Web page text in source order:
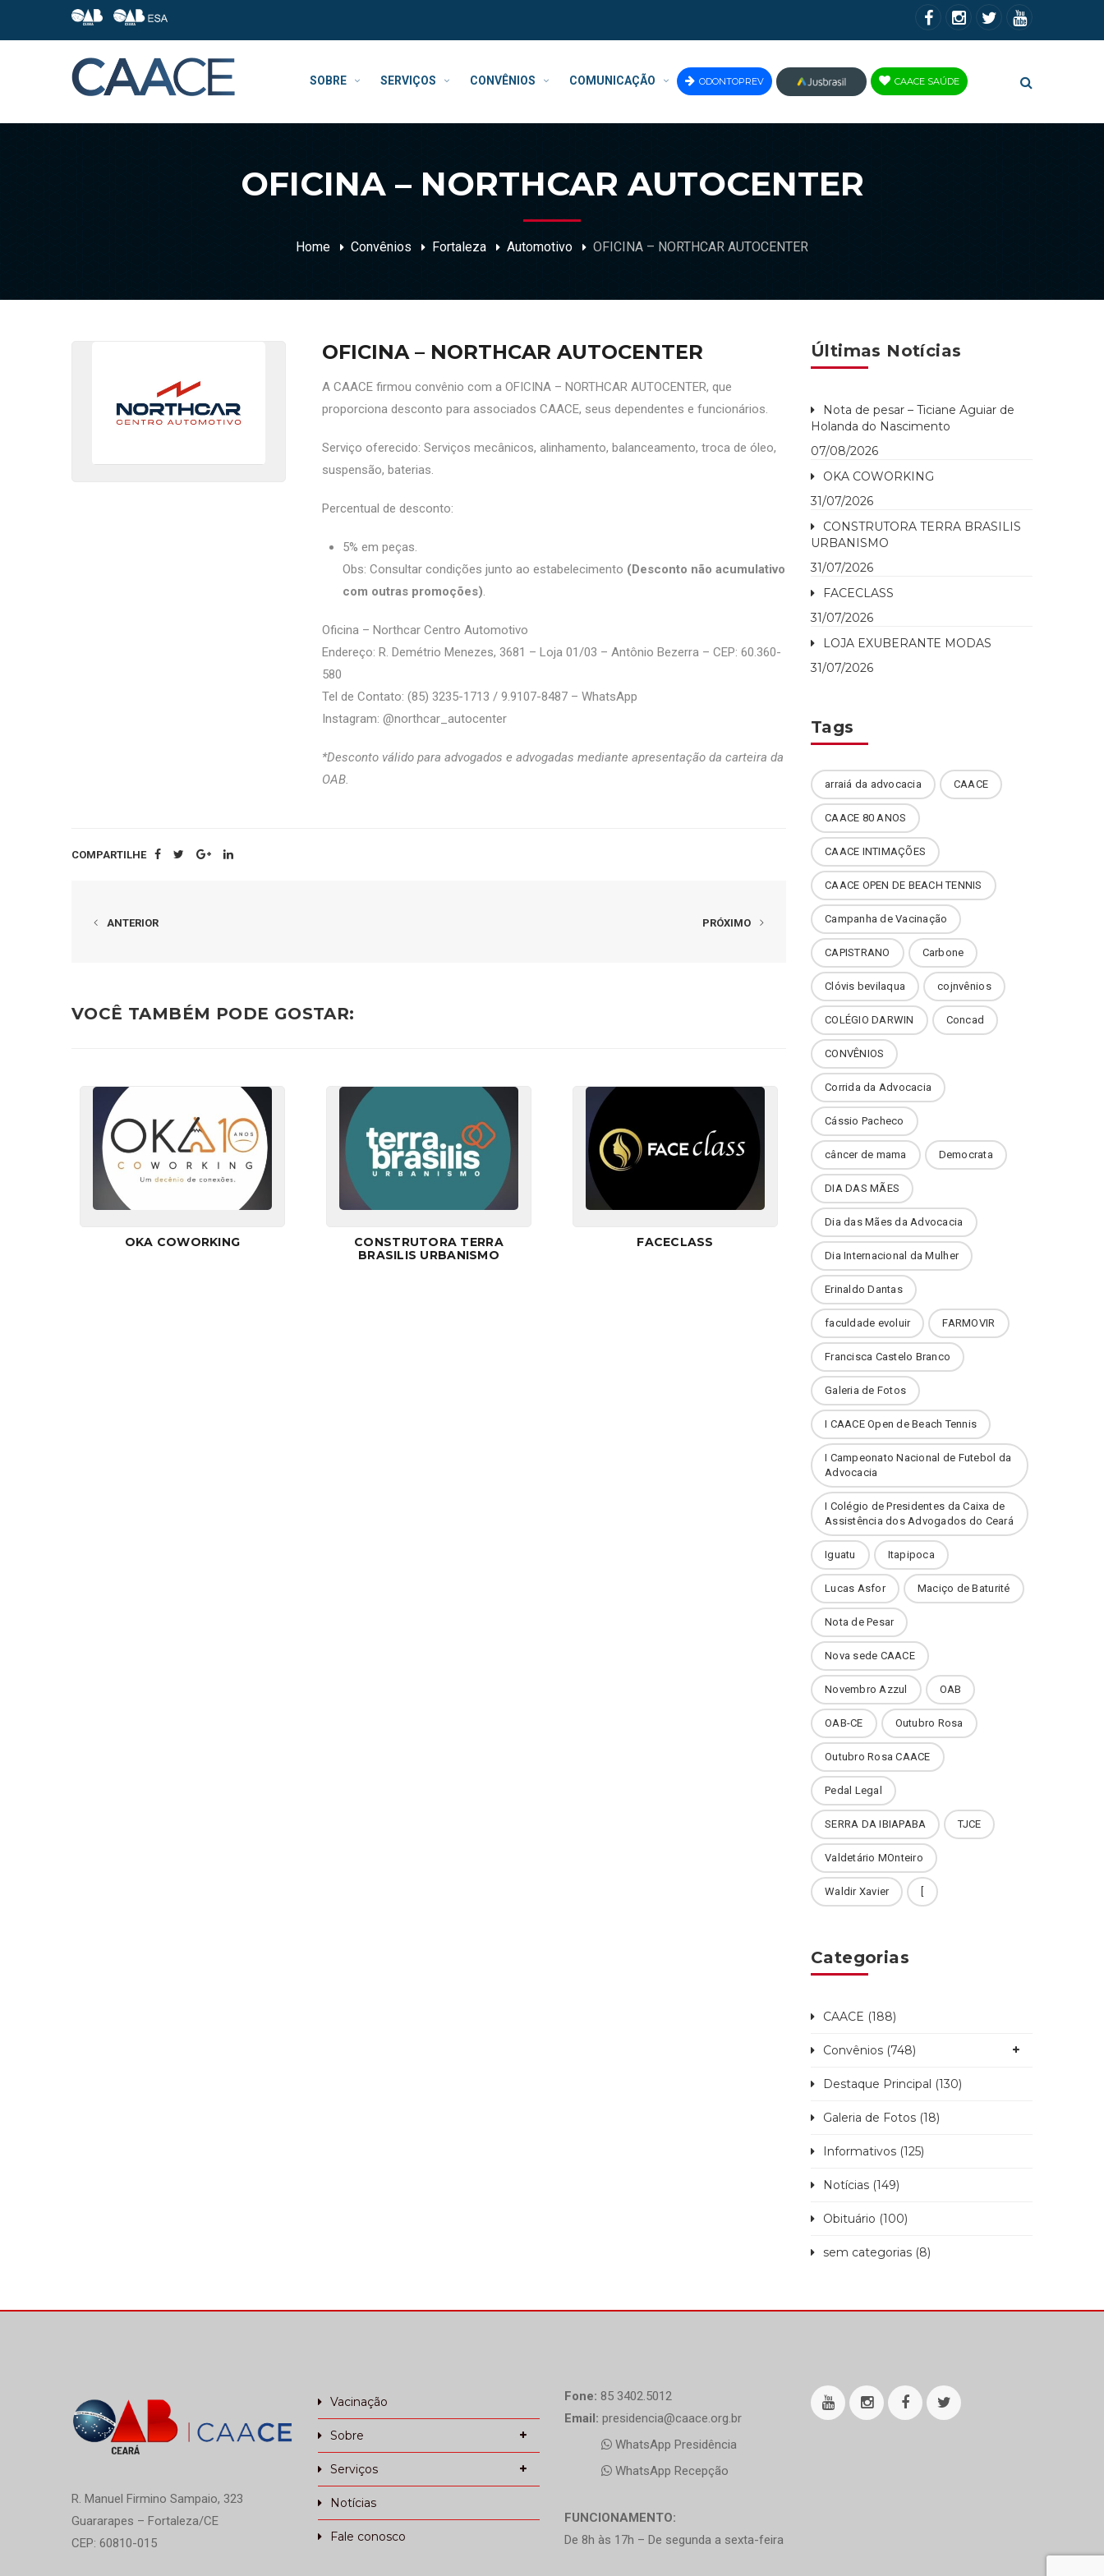
SOBRE SERVIÇOS CONVÊNIOS COMUNICAÇÃO ODONTOPREV
JUS
CAACE SAÚDE
OFICINA – NORTHCAR AUTOCENTER
Home Convênios Fortaleza Automotivo OFICINA – NORTHCAR AUTOCENTER
OFICINA – NORTHCAR AUTOCENTER
A CAACE firmou convênio com a OFICINA – NORTHCAR AUTOCENTER, que
proporciona desconto para associados CAACE, seus dependentes e funcionários.
Serviço oferecido: Serviços mecânicos, alinhamento, balanceamento, troca de óleo,
suspensão, baterias.
Percentual de desconto:
5% em peças.
Obs: Consultar condições junto ao estabelecimento (Desconto não acumulativo
com outras promoções).
Oficina – Northcar Centro Automotivo
Endereço: R. Demétrio Menezes, 3681 – Loja 01/03 – Antônio Bezerra – CEP: 60.360-
580
Tel de Contato: (85) 3235-1713 / 9.9107-8487 – WhatsApp
Instagram: @‌northcar_autocenter
*Desconto válido para advogados e advogadas mediante apresentação da carteira da
OAB.
COMPARTILHE
ANTERIOR PRÓXIMO
VOCÊ TAMBÉM PODE GOSTAR:
OKA COWORKING
CONSTRUTORA TERRA
BRASILIS URBANISMO
FACECLASS
Últimas Notícias
Nota de pesar – Ticiane Aguiar de
Holanda do Nascimento
07/08/2026
OKA COWORKING
31/07/2026
CONSTRUTORA TERRA BRASILIS
URBANISMO
31/07/2026
FACECLASS
31/07/2026
LOJA EXUBERANTE MODAS
31/07/2026
Tags
arraiá da advocacia CAACE
CAACE 80 ANOS
CAACE INTIMAÇÕES
CAACE OPEN DE BEACH TENNIS
Campanha de Vacinação
CAPISTRANO Carbone
Clóvis bevilaqua cojnvênios
COLÉGIO DARWIN Concad
CONVÊNIOS
Corrida da Advocacia
Cássio Pacheco
câncer de mama Democrata
DIA DAS MÃES
Dia das Mães da Advocacia
Dia Internacional da Mulher
Erinaldo Dantas
faculdade evoluir FARMOVIR
Francisca Castelo Branco
Galeria de Fotos
I CAACE Open de Beach Tennis
I Campeonato Nacional de Futebol da
Advocacia
I Colégio de Presidentes da Caixa de
Assistência dos Advogados do Ceará
Iguatu Itapipoca
Lucas Asfor Maciço de Baturité
Nota de Pesar
Nova sede CAACE
Novembro Azzul OAB
OAB-CE Outubro Rosa
Outubro Rosa CAACE
Pedal Legal
SERRA DA IBIAPABA TJCE
Valdetário MOnteiro
Waldir Xavier
Categorias
CAACE (188)
Convênios (748)
Destaque Principal (130)
Galeria de Fotos (18)
Informativos (125)
Notícias (149)
Obituário (100)
sem categorias (8)
R. Manuel Firmino Sampaio, 323
Guararapes – Fortaleza/CE
CEP: 60810-015
Vacinação
Sobre
Serviços
Notícias
Fale conosco
Fone: 85 3402.5012
Email: presidencia@caace.org.br
WhatsApp Presidência
WhatsApp Recepção
FUNCIONAMENTO:
De 8h às 17h – De segunda a sexta-feira